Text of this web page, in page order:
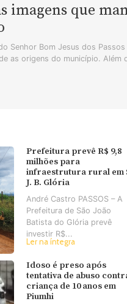
imagens que
Senhor Bom Jesus dos
as origens do município. Além
Prefeitura prevê R$ 9,8
milhões para
infraestrutura rural em
J. B. Glória
André Castro PASSOS – A
Prefeitura de São João
Batista do Glória prevê
investir R$...
Ler na íntegra
Idoso é preso após
tentativa de abuso
criança de 10 anos em
Piumhi